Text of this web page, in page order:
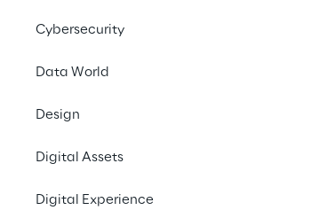
Cybersecurity
Data World
Design
Digital Assets
Digital Experience